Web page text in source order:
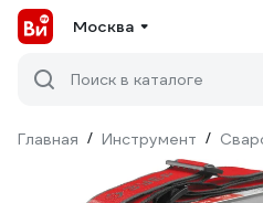
Москва
Поиск в каталоге
Главная / Инструмент /